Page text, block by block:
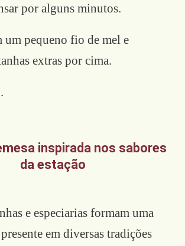
por alguns minutos.
um pequeno fio de mel e
extras por cima.
inspirada nos sabores
da estação
e especiarias formam uma
em diversas tradições